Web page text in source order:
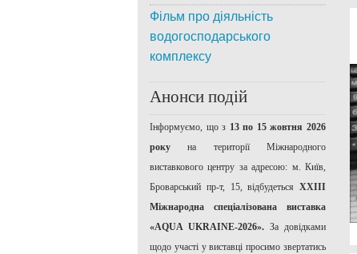
Фільм про діяльність
водогосподарського
комплексу
Анонси подій
Інформуємо, що з 13 по 15 жовтня 2026
року на території Міжнародного
виставкового центру за адресою: м. Київ,
Броварський пр-т, 15, відбудеться ХХІІІ
Міжнародна спеціалізована виставка
«AQUA UKRAINE-2026». За довідками
щодо участі у виставці просимо звертатись